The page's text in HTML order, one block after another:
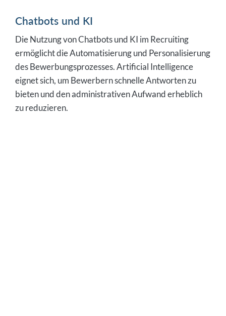
Chatbots und KI
Die Nutzung von Chatbots und KI im Recruiting
ermöglicht die Automatisierung und Personalisierung
des Bewerbungsprozesses. Artificial Intelligence
eignet sich, um Bewerbern schnelle Antworten zu
bieten und den administrativen Aufwand erheblich
zu reduzieren.